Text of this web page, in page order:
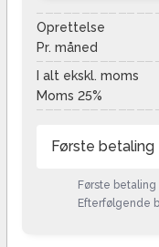
Oprettelse
Pr. måned
I alt ekskl. moms
Moms 25%
Første betaling
Første
Efterfølgende